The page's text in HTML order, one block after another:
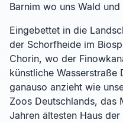
Barnim wo uns Wald
Eingebettet in die
der Schorfheide im
Chorin, wo der
künstliche Wasserstraße
ganauso anzieht wie
Zoos Deutschlands, das
Jahren ältesten Haus